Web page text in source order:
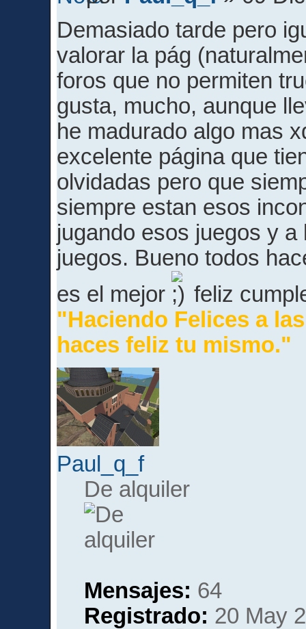
Demasiado tarde pero
valorar la pág
foros que no permiten
gusta, mucho, aunque
he madurado algo mas
excelente página que
olvidadas pero que
siempre estan esos
jugando esos juegos y
juegos. Bueno todos
es el mejor
feliz
"Haciendo Felices a
haces feliz tu mismo."
Paul_q_f
De alquiler
Mensajes: 64
Registrado: 20 May